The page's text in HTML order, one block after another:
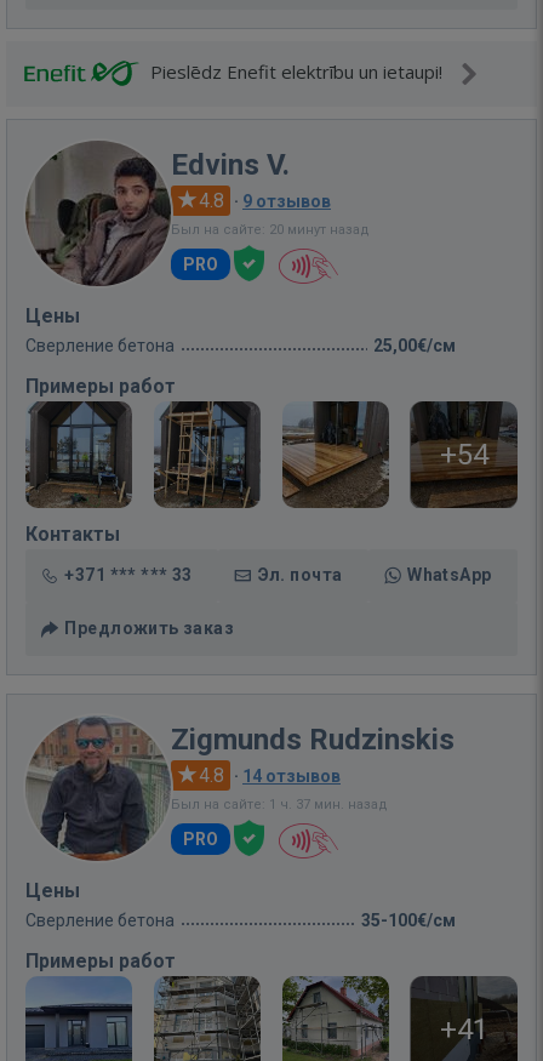
Pieslēdz Enefit elektrību un ietaupi!
Edvins V.
4.8 · 9 отзывов
Был на сайте: 20 минут назад
PRO
Цены
Сверление бетона 25,00€/см
Примеры работ
+54
Контакты
+371 *** *** 33 Эл. почта WhatsApp
Предложить заказ
Zigmunds Rudzinskis
4.8 · 14 отзывов
Был на сайте: 1 ч. 37 мин. назад
PRO
Цены
Сверление бетона 35-100€/см
Примеры работ
+41